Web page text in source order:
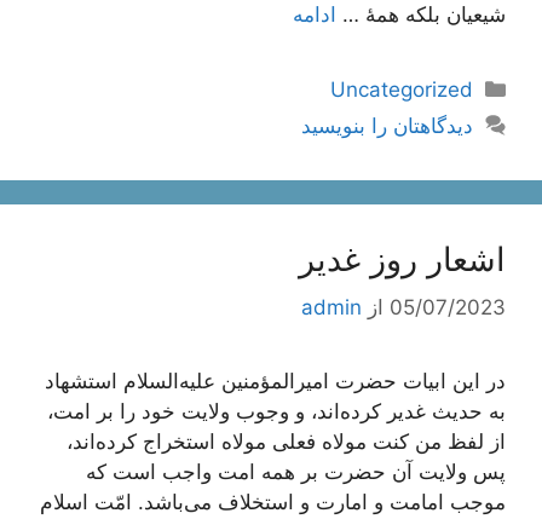
شیعیان بلکه همۀ … ادامه
دسته‌ها
Uncategorized
دیدگاهتان را بنویسید
اشعار روز غدیر
05/07/2023 از admin
در این ابیات حضرت امیرالمؤمنین علیه‌السلام استشهاد
به حدیث غدیر کرده‌اند، و وجوب ولایت خود را بر امت،
از لفظ من کنت مولاه فعلى مولاه استخراج کرده‌اند،
پس ولایت آن حضرت بر همه امت واجب است که
موجب امامت و امارت و استخلاف مى‌باشد. امّت اسلام